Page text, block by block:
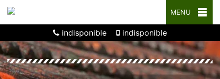
MENU
indisponible indisponible